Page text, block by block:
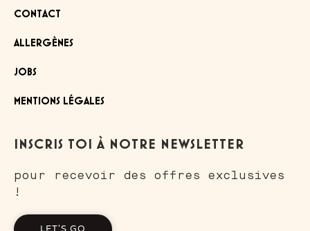
CONTACT
ALLERGÈNES
JOBS
MENTIONS LÉGALES
INSCRIS TOI À NOTRE NEWSLETTER
pour recevoir des offres exclusives
!
LET'S GO